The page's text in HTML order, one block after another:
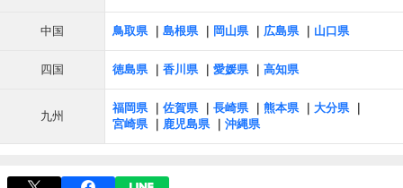
中国 鳥取県 島根県 岡山県 広島県 山口県
四国 徳島県 香川県 愛媛県 高知県
九州
福岡県 佐賀県 長崎県 熊本県
大分県
宮崎県
鹿児島県 沖縄県